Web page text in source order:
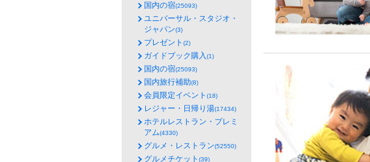
国内の宿(25093)
ユニバーサル・スタジオ・
ジャパン(3)
プレゼント (2)
ガイドブック購入(1)
国内の宿(25093)
国内旅行補助(8)
会員限定イベント (18)
レジャー・日帰り湯(17434)
ホテルレストラン・プレミ
アム(4330)
グルメ・レストラン(52550)
グルメチケット (39)